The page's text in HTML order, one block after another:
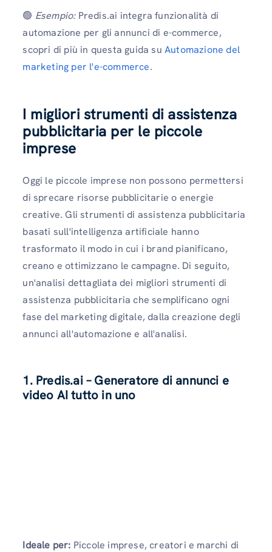
🟢 Esempio:Predis.ai integra funzionalità di
automazione per gli annunci di e-commerce,
scopri di più in questa guida su Automazione del
marketing per l'e-commerce.
I migliori strumenti di assistenza
pubblicitaria per le piccole
imprese
Oggi le piccole imprese non possono permettersi
di sprecare risorse pubblicitarie o energie
creative. Gli strumenti di assistenza pubblicitaria
basati sull'intelligenza artificiale hanno
trasformato il modo in cui i brand pianificano,
creano e ottimizzano le campagne. Di seguito,
un'analisi dettagliata dei migliori strumenti di
assistenza pubblicitaria che semplificano ogni
fase del marketing digitale, dalla creazione degli
annunci all'automazione e all'analisi.
1. Predis.ai – Generatore di annunci e
video AI tutto in uno
Ideale per: Piccole imprese, creatori e marchi di